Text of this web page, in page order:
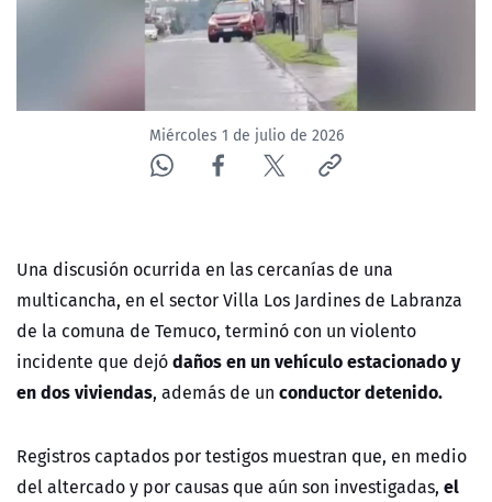
CORPORATIVO Y TRANSPARENCIA
ÁREA DE PROYECTOS
Miércoles 1 de julio de 2026
Una discusión ocurrida en las cercanías de una
multicancha, en el sector Villa Los Jardines de Labranza
de la comuna de Temuco, terminó con un violento
incidente que dejódaños en un vehículo estacionado y
en dos viviendas, además de un conductor detenido.
Registros captados por testigos muestran que, en medio
del altercado y por causas que aún son investigadas, el